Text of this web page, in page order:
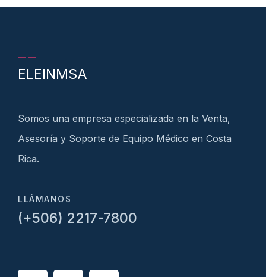
ELEINMSA
Somos una empresa especializada en la Venta,
Asesoría y Soporte de Equipo Médico en Costa
Rica.
LLÁMANOS
(+506) 2217-7800